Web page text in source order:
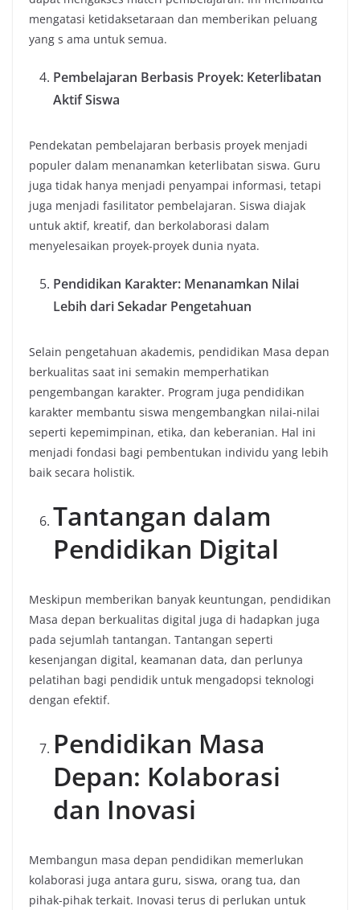
mengatasi ketidaksetaraan dan memberikan peluang
yang s ama untuk semua.
Pembelajaran Berbasis Proyek: Keterlibatan
Aktif Siswa
Pendekatan pembelajaran berbasis proyek menjadi
populer dalam menanamkan keterlibatan siswa. Guru
juga tidak hanya menjadi penyampai informasi, tetapi
juga menjadi fasilitator pembelajaran. Siswa diajak
untuk aktif, kreatif, dan berkolaborasi dalam
menyelesaikan proyek-proyek dunia nyata.
Pendidikan Karakter: Menanamkan Nilai
Lebih dari Sekadar Pengetahuan
Selain pengetahuan akademis, pendidikan Masa depan
berkualitas saat ini semakin memperhatikan
pengembangan karakter. Program juga pendidikan
karakter membantu siswa mengembangkan nilai-nilai
seperti kepemimpinan, etika, dan keberanian. Hal ini
menjadi fondasi bagi pembentukan individu yang lebih
baik secara holistik.
Tantangan dalam
Pendidikan Digital
Meskipun memberikan banyak keuntungan, pendidikan
Masa depan berkualitas digital juga di hadapkan juga
pada sejumlah tantangan. Tantangan seperti
kesenjangan digital, keamanan data, dan perlunya
pelatihan bagi pendidik untuk mengadopsi teknologi
dengan efektif.
Pendidikan Masa
Depan: Kolaborasi
dan Inovasi
Membangun masa depan pendidikan memerlukan
kolaborasi juga antara guru, siswa, orang tua, dan
pihak-pihak terkait. Inovasi terus di perlukan untuk